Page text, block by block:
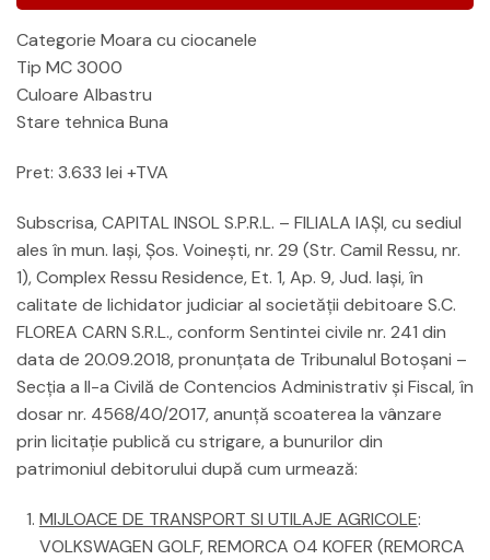
Categorie Moara cu ciocanele
Tip MC 3000
Culoare Albastru
Stare tehnica Buna
Pret: 3.633 lei +TVA
Subscrisa, CAPITAL INSOL S.P.R.L. – FILIALA IAŞI, cu sediul
ales în mun. Iaşi, Șos. Voinești, nr. 29 (Str. Camil Ressu, nr.
1), Complex Ressu Residence, Et. 1, Ap. 9, Jud. Iași, în
calitate de lichidator judiciar al societăţii debitoare S.C.
FLOREA CARN S.R.L., conform Sentintei civile nr. 241 din
data de 20.09.2018, pronunţata de Tribunalul Botoşani –
Secţia a II-a Civilă de Contencios Administrativ şi Fiscal, în
dosar nr. 4568/40/2017, anunţă scoaterea la vânzare
prin licitaţie publică cu strigare, a bunurilor din
patrimoniul debitorului după cum urmează:
MIJLOACE DE TRANSPORT SI UTILAJE AGRICOLE:
VOLKSWAGEN GOLF, REMORCA O4 KOFER (REMORCA